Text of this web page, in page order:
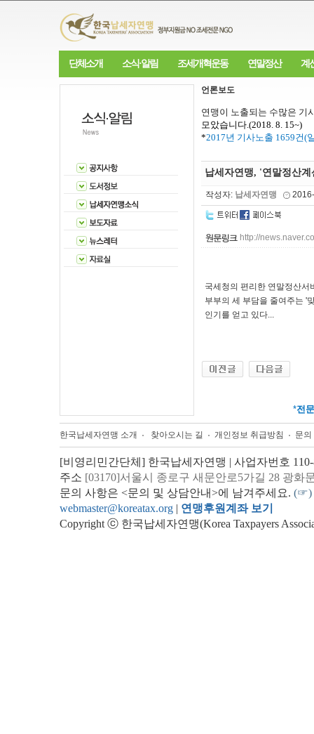
단체소개 소식·알림 조세개혁운동 연말정산 계
언론보도
연맹이 노출되는 수많은 기
모았습니다.(2018. 8. 15~)
*2017년 기사노출 1659건(
납세자연맹, '연말정산
작성자: 납세자연맹
http://
국세청의 편리한 연말정산
부부의 세 부담을 줄여주는 '
인기를 얻고 있다...
*전문
한국납세자연맹 소개 찾아오시는 길 개인정보 취급방침 문
[비영리민간단체] 한국납세자연맹 | 사업자번호
주소 [03170]서울시 종로구 새문안로5가길 28 광화
문의 사항은 <문의 및 상담안내>에 남겨주세요. (☞)
webmaster@koreatax.org | 연맹후원계좌 보기
Copyright ⓒ 한국납세자연맹(Korea Taxpayers